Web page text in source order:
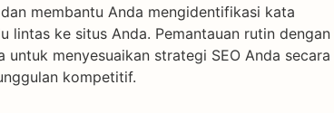
membantu Anda mengidentifikasi kata
lintas ke situs Anda. Pemantauan rutin dengan
untuk menyesuaikan strategi SEO Anda secara
kompetitif.